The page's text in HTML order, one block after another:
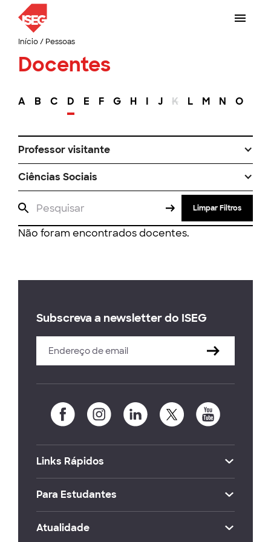
Início/ Pessoas
Docentes
A B C D E F G H I J K L M N O
Professor visitante
Ciências Sociais
Limpar Filtros
Não foram encontrados docentes.
Subscreva a newsletter do ISEG
Links Rápidos
Para Estudantes
Atualidade